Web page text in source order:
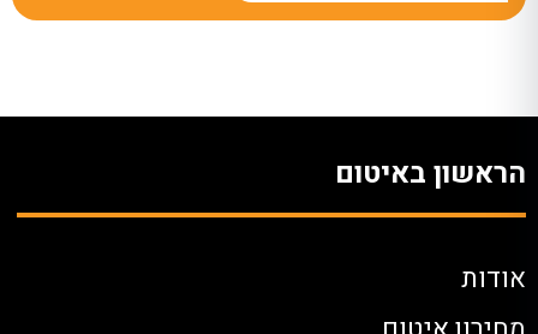
הראשון באיטום
אודות